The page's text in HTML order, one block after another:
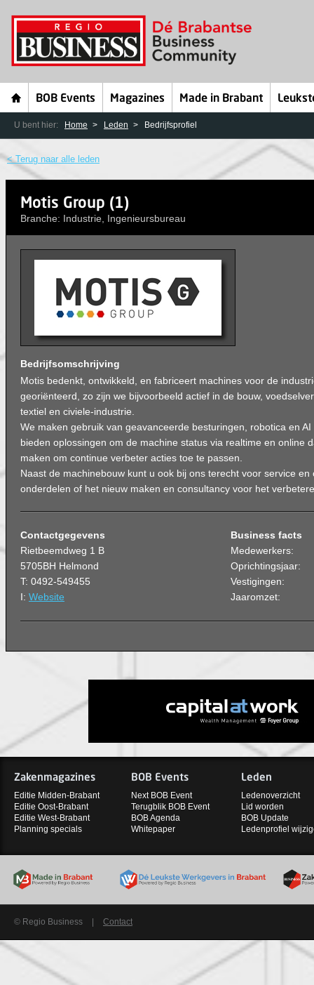
BOB Events Magazines Made in Brabant
U bent hier: Home Leden Bedrijfsprofiel
< Terug naar alle leden
Motis Group (1)
Branche: Industrie, Ingenieursbureau
Bedrijfsomschrijving
Motis bedenkt, ontwikkeld, en fabriceert machines voor de
georiënteerd, zo zijn we bijvoorbeeld actief in de bouw,
textiel en civiele-industrie.
We maken gebruik van geavanceerde besturingen, robotica en
bieden oplossingen om de machine status via realtime en online
maken om continue verbeter acties toe te passen.
Naast de machinebouw kunt u ook bij ons terecht voor service
onderdelen of het nieuw maken en consultancy voor het
Contactgegevens
Rietbeemdweg 1 B
5705BH Helmond
T: 0492-549455
I: Website
Business facts
Medewerkers:
Oprichtingsjaar:
Vestigingen:
Jaaromzet:
Zakenmagazines
Editie Midden-Brabant
Editie Oost-Brabant
Editie West-Brabant
Planning specials
BOB Events
Next BOB Event
Terugblik BOB Event
BOB Agenda
Whitepaper
Leden
Ledenoverzicht
Lid worden
BOB Update
Ledenprofiel
© Regio Business Contact